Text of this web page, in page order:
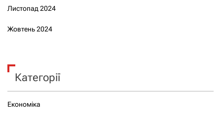
Листопад 2024
Жовтень 2024
Категорії
Економіка